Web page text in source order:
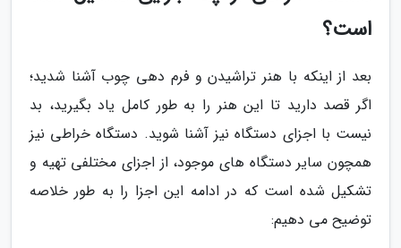
است؟
بعد از اینکه با هنر تراشیدن و فرم دهی چوب آشنا شدید؛
اگر قصد دارید تا این هنر را به طور کامل یاد بگیرید، بد
نیست با اجزای دستگاه نیز آشنا شوید. دستگاه خراطی نیز
همچون سایر دستگاه های موجود، از اجزای مختلفی تهیه و
تشکیل شده است که در ادامه این اجزا را به طور خلاصه
توضیح می دهیم: